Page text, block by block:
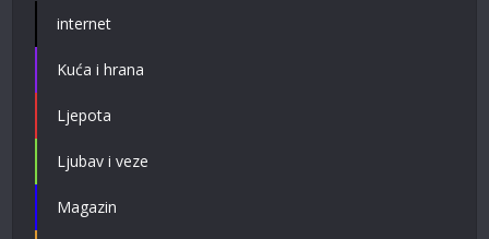
internet
Kuća i hrana
Ljepota
Ljubav i veze
Magazin